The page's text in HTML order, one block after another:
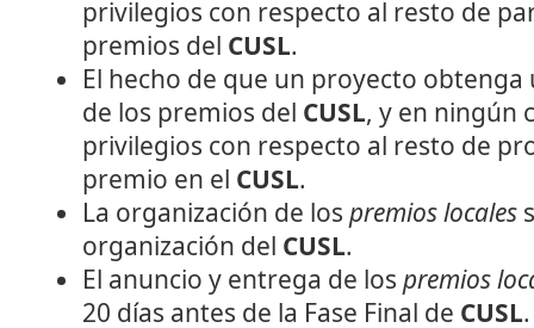
privilegios con respecto al resto de
premios del CUSL.
El hecho de que un proyecto
de los premios del CUSL, y en ningún
privilegios con respecto al resto de
premio en el CUSL.
La organización de los premios locales
organización del CUSL.
El anuncio y entrega de los premios
20 días antes de la Fase Final de CUSL.